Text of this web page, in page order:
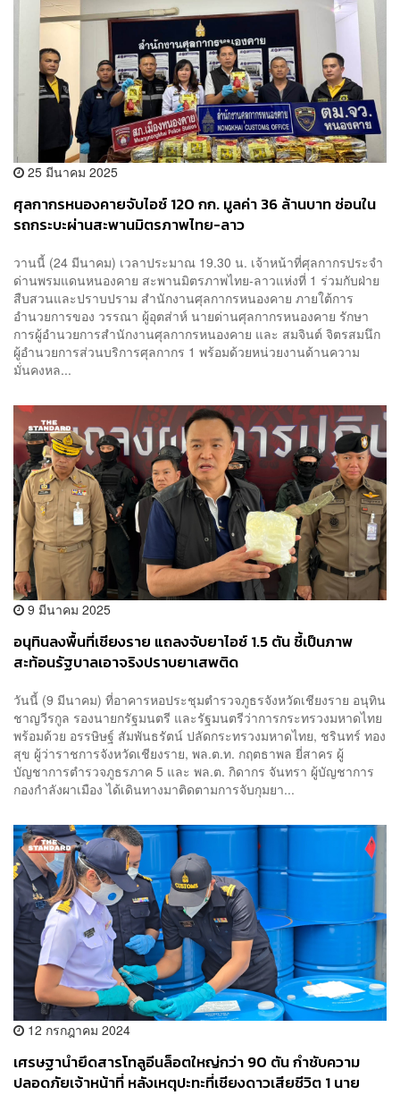
25 มีนาคม 2025
ศุลกากรหนองคายจับไอซ์ 120 กก. มูลค่า 36 ล้านบาท ซ่อนใน
รถกระบะผ่านสะพานมิตรภาพไทย-ลาว
วานนี้ (24 มีนาคม) เวลาประมาณ 19.30 น. เจ้าหน้าที่ศุลกากรประจำ
ด่านพรมแดนหนองคาย สะพานมิตรภาพไทย-ลาวแห่งที่ 1 ร่วมกับฝ่าย
สืบสวนและปราบปราม สำนักงานศุลกากรหนองคาย ภายใต้การ
อำนวยการของ วรรณา ผู้อุตส่าห์ นายด่านศุลกากรหนองคาย รักษา
การผู้อำนวยการสำนักงานศุลกากรหนองคาย และ สมจินต์ จิตรสมนึก
ผู้อำนวยการส่วนบริการศุลกากร 1 พร้อมด้วยหน่วยงานด้านความ
มั่นคงหล...
9 มีนาคม 2025
อนุทินลงพื้นที่เชียงราย แถลงจับยาไอซ์ 1.5 ตัน ชี้เป็นภาพ
สะท้อนรัฐบาลเอาจริงปราบยาเสพติด
วันนี้ (9 มีนาคม) ที่อาคารหอประชุมตำรวจภูธรจังหวัดเชียงราย อนุทิน
ชาญวีรกูล รองนายกรัฐมนตรี และรัฐมนตรีว่าการกระทรวงมหาดไทย
พร้อมด้วย อรรษิษฐ์ สัมพันธรัตน์ ปลัดกระทรวงมหาดไทย, ชรินทร์ ทอง
สุข ผู้ว่าราชการจังหวัดเชียงราย, พล.ต.ท. กฤตธาพล ยี่สาคร ผู้
บัญชาการตำรวจภูธรภาค 5 และ พล.ต. กิดากร จันทรา ผู้บัญชาการ
กองกำลังผาเมือง ได้เดินทางมาติดตามการจับกุมยา...
12 กรกฎาคม 2024
เศรษฐานำยึดสารโทลูอีนล็อตใหญ่กว่า 90 ตัน กำชับความ
ปลอดภัยเจ้าหน้าที่ หลังเหตุปะทะที่เชียงดาวเสียชีวิต 1 นาย